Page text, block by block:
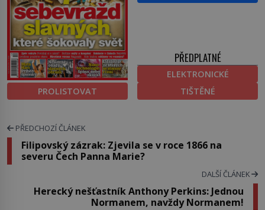
PROLISTOVAT
PŘEDPLATNÉ
ELEKTRONICKÉ
TIŠTĚNÉ
PŘEDCHOZÍ ČLÁNEK
Filipovský zázrak: Zjevila se v roce 1866 na
severu Čech Panna Marie?
DALŠÍ ČLÁNEK
Herecký nešťastník Anthony Perkins: Jednou
Normanem, navždy Normanem!